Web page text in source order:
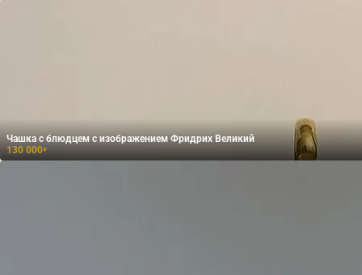
Чашка с блюдцем с изображением Фридрих Великий
130 000₽